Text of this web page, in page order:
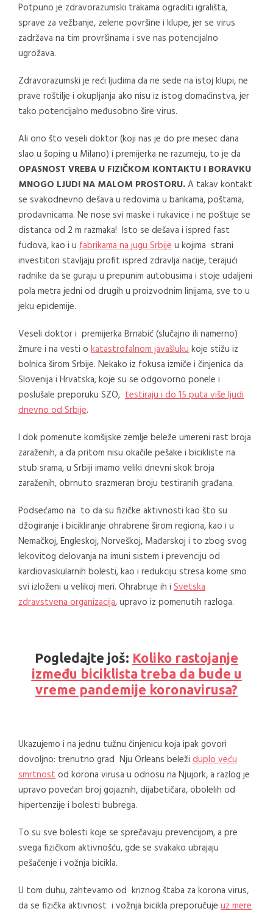
Potpuno je zdravorazumski trakama ograditi igrališta,
sprave za vežbanje, zelene površine i klupe, jer se virus
zadržava na tim provršinama i sve nas potencijalno
ugrožava.
Zdravorazumski je reći ljudima da ne sede na istoj klupi, ne
prave roštilje i okupljanja ako nisu iz istog domaćinstva, jer
tako potencijalno međusobno šire virus.
Ali ono što veseli doktor (koji nas je do pre mesec dana
slao u šoping u Milano) i premijerka ne razumeju, to je da
OPASNOST VREBA U FIZIČKOM KONTAKTU I BORAVKU
MNOGO LJUDI NA MALOM PROSTORU.A takav kontakt
se svakodnevno dešava u redovima u bankama, poštama,
prodavnicama. Ne nose svi maske i rukavice i ne poštuje se
distanca od 2 m razmaka! Isto se dešava i ispred fast
fudova, kao i u fabrikama na jugu Srbijeu kojima strani
investitori stavljaju profit ispred zdravlja nacije, terajući
radnike da se guraju u prepunim autobusima i stoje udaljeni
pola metra jedni od drugih u proizvodnim linijama, sve to u
jeku epidemije.
Veseli doktor i premijerka Brnabić (slučajno ili namerno)
žmure i na vesti o katastrofalnom javašlukukoje stižu iz
bolnica širom Srbije. Nekako iz fokusa izmiče i činjenica da
Slovenija i Hrvatska, koje su se odgovorno ponele i
poslušale preporuku SZO, testiraju i do 15 puta više ljudi
dnevno od Srbije.
I dok pomenute komšijske zemlje beleže umereni rast broja
zaraženih, a da pritom nisu okačile pešake i bicikliste na
stub srama, u Srbiji imamo veliki dnevni skok broja
zaraženih, obrnuto srazmeran broju testiranih građana.
Podsećamo na to da su fizičke aktivnosti kao što su
džogiranje i bicikliranje ohrabrene širom regiona, kao i u
Nemačkoj, Engleskoj, Norveškoj, Mađarskoj i to zbog svog
lekovitog delovanja na imuni sistem i prevenciju od
kardiovaskularnih bolesti, kao i redukciju stresa kome smo
svi izloženi u velikoj meri. Ohrabruje ih i Svetska
zdravstvena organizacija, upravo iz pomenutih razloga.
Pogledajte još: Koliko rastojanje
između biciklista treba da bude u
vreme pandemije koronavirusa?
Ukazujemo i na jednu tužnu činjenicu koja ipak govori
dovoljno: trenutno grad Nju Orleans beleži duplo veću
smrtnostod korona virusa u odnosu na Njujork, a razlog je
upravo povećan broj gojaznih, dijabetičara, obolelih od
hipertenzije i bolesti bubrega.
To su sve bolesti koje se sprečavaju prevencijom, a pre
svega fizičkom aktivnošću, gde se svakako ubrajaju
pešačenje i vožnja bicikla.
U tom duhu, zahtevamo od kriznog štaba za korona virus,
da se fizička aktivnost i vožnja bicikla preporučuje uz mere